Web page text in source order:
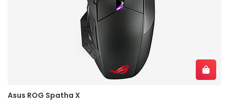
Asus ROG Spatha X